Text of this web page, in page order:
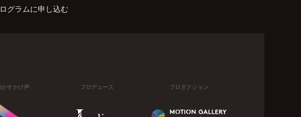
グラムに申し込む
すかけ声 プロデュース プロダクション